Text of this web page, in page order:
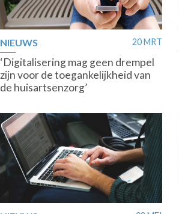
NIEUWS 20 MRT
‘Digitalisering mag geen drempel
zijn voor de toegankelijkheid van
de huisartsenzorg’